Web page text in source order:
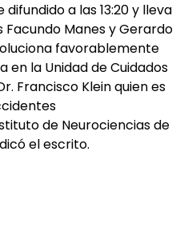
a las 13:20 y lleva
Manes y Gerardo
favorablemente
la Unidad de Cuidados
Francisco Klein quien es
de Neurociencias de
el escrito.